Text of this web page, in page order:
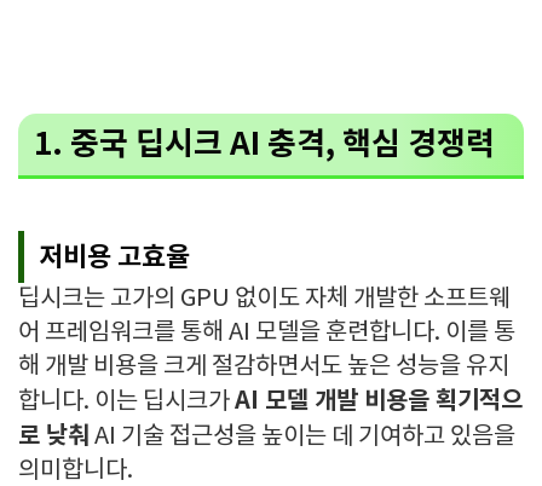
1. 중국 딥시크 AI 충격, 핵심 경쟁력
저비용 고효율
딥시크는 고가의 GPU 없이도 자체 개발한 소프트웨
어 프레임워크를 통해 AI 모델을 훈련합니다. 이를 통
해 개발 비용을 크게 절감하면서도 높은 성능을 유지
합니다. 이는 딥시크가AI 모델 개발 비용을 획기적으
로 낮춰 AI 기술 접근성을 높이는 데 기여하고 있음을
의미합니다.